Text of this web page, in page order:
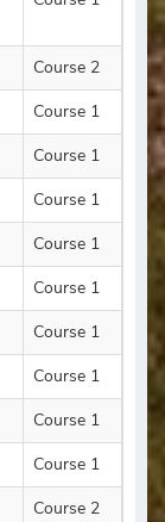
Course 2
Course 1
Course 1
Course 1
Course 1
Course 1
Course 1
Course 1
Course 1
Course 1
Course 2